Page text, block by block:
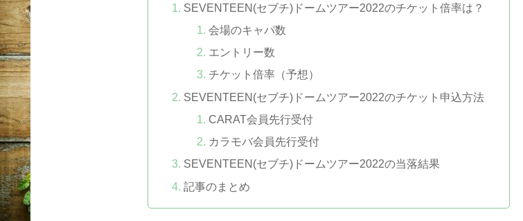
SEVENTEEN(セブチ)ドームツアー2022のチケット倍率は？
会場のキャパ数
エントリー数
チケット倍率（予想）
SEVENTEEN(セブチ)ドームツアー2022のチケット申込方法
CARAT会員先行受付
カラモバ会員先行受付
SEVENTEEN(セブチ)ドームツアー2022の当落結果
記事のまとめ